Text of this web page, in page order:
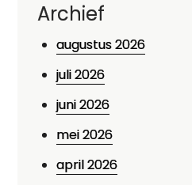
Archief
augustus 2026
juli 2026
juni 2026
mei 2026
april 2026